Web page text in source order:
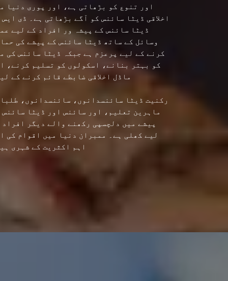
اور تنوع کو بڑھاتی ہے، اور پوری دنیا
اخلاقی ڈیٹا سائنس کو آگے بڑھاتی ہے۔ ڈی ایس
ڈیٹا سائنس کے پیشہ ور افراد کے لیے
وسائل کے ساتھ ڈیٹا سائنس کے پیشے کی
کرنے کے لیے پرعزم ہے جبکہ ڈیٹا سائنس کی
کو بہتر بنانے، اسکولوں کو تسلیم کرنے،
ماڈل اخلاقی ضابطے قائم کرنے کے
رکنیت ڈیٹا سائنسدانوں، سائنسدانوں،
ماہرین تعلیم، اور سائنس اور ڈیٹا سائنس
پیشے میں دلچسپی رکھنے والے دیگر افراد
لیے کھلی ہے۔ ممبران دنیا میں اقوام کی
اہم اکثریت کے شہری